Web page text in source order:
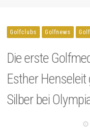
Golfclubs Golfnews
Die erste
Esther Henseleit
Silber bei